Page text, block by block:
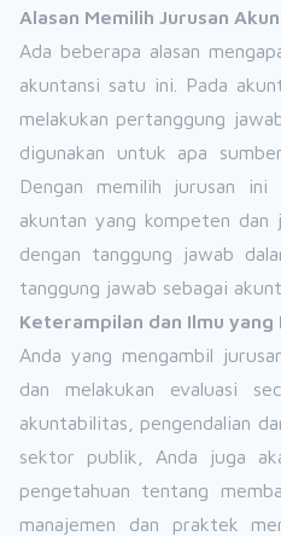
Alasan Memilih Jurusan
Ada beberapa alasan
akuntansi satu ini. Pada
melakukan pertanggung
digunakan untuk apa
Dengan memilih jurusan
akuntan yang kompeten dan
dengan tanggung jawab
tanggung jawab sebagai
Keterampilan dan Ilmu yang
Anda yang mengambil
dan melakukan evaluasi
akuntabilitas, pengendalian
sektor publik, Anda juga
pengetahuan tentang
manajemen dan praktek